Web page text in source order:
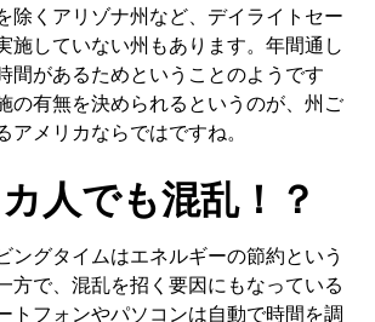
除くアリゾナ州など、デイライトセー
施していない州もあります。年間通し
間があるためということのようです
の有無を決められるというのが、州ご
アメリカならではですね。
人でも混乱！？
ングタイムはエネルギーの節約という
方で、混乱を招く要因にもなっている
トフォンやパソコンは自動で時間を調